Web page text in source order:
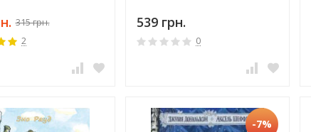
315 грн.
2
539 грн.
0
-7%